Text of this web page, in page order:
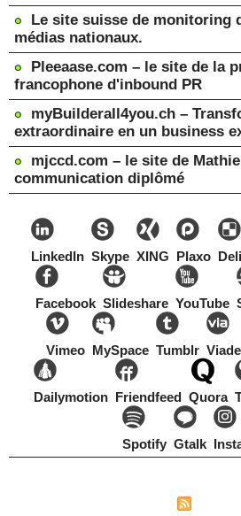
Le site suisse de monitoring
médias nationaux.
Pleeaase.com – le site de la
francophone d'inbound PR
myBuilderall4you.ch –
extraordinaire en un business
mjccd.com – le site de
communication diplômé
LinkedIn Skype XING Plaxo
Facebook Slideshare YouTube
Vimeo MySpace Tumblr
Dailymotion Friendfeed Quora
Spotify Gtalk